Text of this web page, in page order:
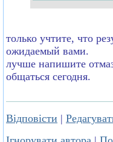
только учтите, что
ожидаемый вами.
лучше напишите
общаться сегодня.
Відповісти |